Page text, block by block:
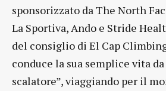
sponsorizzato da The North
La Sportiva, Ando e Stride
del consiglio di El Cap
conduce la sua semplice vita
scalatore”, viaggiando per il